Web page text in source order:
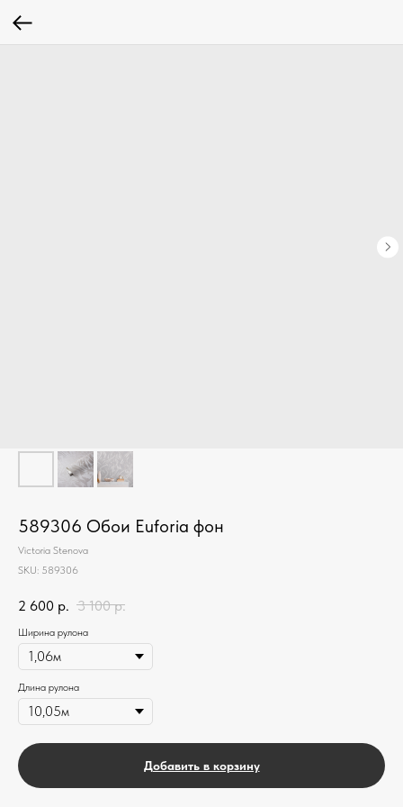
589306 Обои Euforia фон
Victoria Stenova
SKU: 589306
2 600 р. 3 100 р.
Ширина рулона
Длина рулона
Добавить в корзину